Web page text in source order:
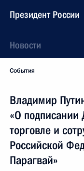
Президент России
Новости
События
Владимир
«О подписании
торговле и
Российской
Парагвай»